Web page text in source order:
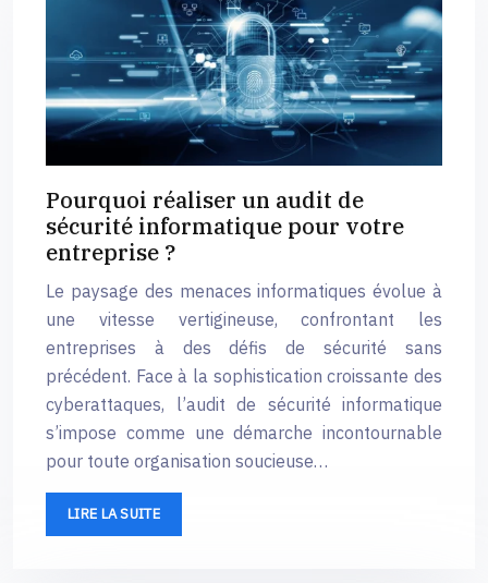
Pourquoi réaliser un audit de
sécurité informatique pour votre
entreprise ?
Le paysage des menaces informatiques évolue à
une vitesse vertigineuse, confrontant les
entreprises à des défis de sécurité sans
précédent. Face à la sophistication croissante des
cyberattaques, l’audit de sécurité informatique
s’impose comme une démarche incontournable
pour toute organisation soucieuse…
LIRE LA SUITE